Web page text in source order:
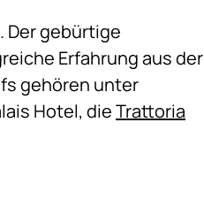
. Der gebürtige
Erfahrung aus der
gehören unter
Hotel, dieTrattoria